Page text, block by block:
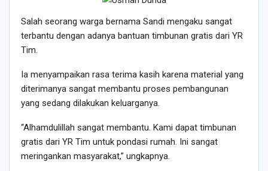
Salah seorang warga bernama Sandi mengaku sangat
terbantu dengan adanya bantuan timbunan gratis dari YR
Tim.
Ia menyampaikan rasa terima kasih karena material yang
diterimanya sangat membantu proses pembangunan
yang sedang dilakukan keluarganya.
“Alhamdulillah sangat membantu. Kami dapat timbunan
gratis dari YR Tim untuk pondasi rumah. Ini sangat
meringankan masyarakat,” ungkapnya.